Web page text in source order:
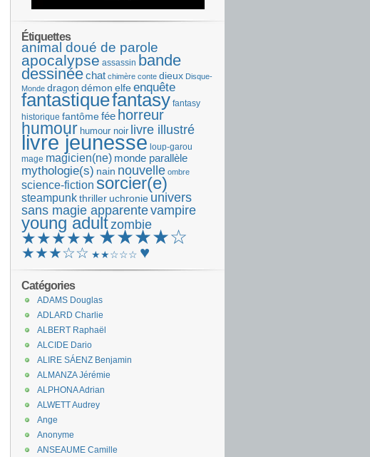
Étiquettes
animal doué de parole
apocalypse assassin bande
dessinéechat chimère conte dieux Disque-
Monde dragon démon elfeenquête
fantastiquefantasy fantasy
historique fantômefée horreur
humour humour noir livre illustré
livre jeunesse loup-garou
mage magicien(ne) monde parallèle
mythologie(s) nain nouvelle ombre
science-fiction sorcier(e)
steampunkthriller uchronie univers
sans magie apparentevampire
young adultzombie
★★★★★ ★★★★☆
★★★☆☆ ★★☆☆☆ ♥
Catégories
ADAMS Douglas
ADLARD Charlie
ALBERT Raphaël
ALCIDE Dario
ALIRE SÁENZ Benjamin
ALMANZA Jérémie
ALPHONA Adrian
ALWETT Audrey
Ange
Anonyme
ANSEAUME Camille